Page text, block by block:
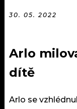
30. 05. 2022
Arlo
dítě
Arlo se